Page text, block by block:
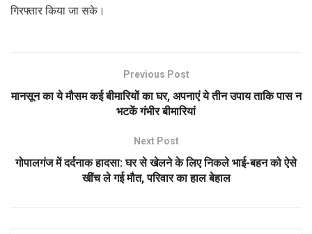
गिरफ्तार किया जा सके।
Previous Post
मानसून का ये मौसम कई बीमारियों का घर, अपनाएं ये तीन उपाय ताकि पास न
भटकें गंभीर बीमारियां
Next Post
गोपालगंज में दर्दनाक हादसा: घर से खेलने के लिए निकले भाई-बहन को ऐसे
खींच ले गई मौत, परिवार का हाल बेहाल